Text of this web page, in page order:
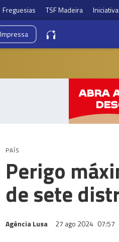
Freguesias TSF Madeira
Impressa
PAÍS
Perigo
de sete
Agência Lusa 27 ago 2024 07:57